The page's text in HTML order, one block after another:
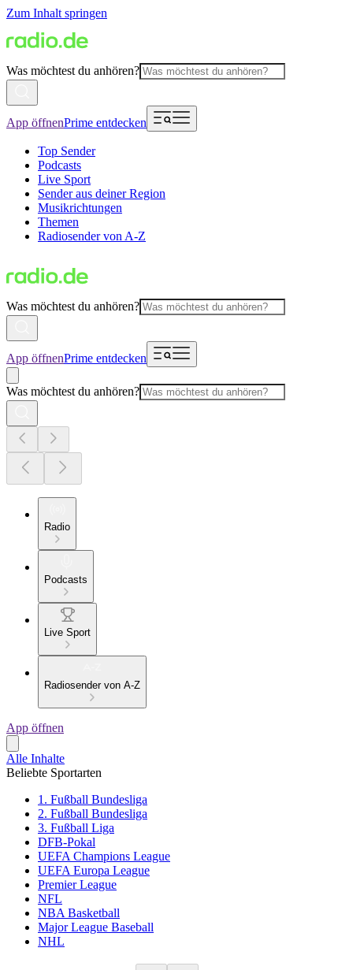
Zum Inhalt springen
Was möchtest du anhören?
App öffnenPrime entdecken
Top Sender
Podcasts
Live Sport
Sender aus deiner Region
Musikrichtungen
Themen
Radiosender von A-Z
Was möchtest du anhören?
App öffnenPrime entdecken
Was möchtest du anhören?
Radio
Podcasts
Live Sport
Radiosender von A-Z
App öffnen
Alle Inhalte
Beliebte Sportarten
1. Fußball Bundesliga
2. Fußball Bundesliga
3. Fußball Liga
DFB-Pokal
UEFA Champions League
UEFA Europa League
Premier League
NFL
NBA Basketball
Major League Baseball
NHL